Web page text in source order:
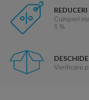
Cumperi
5 %
Verificare